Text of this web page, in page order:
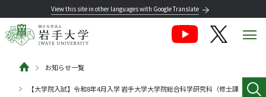
View this site in other languages with Google Translate
お知らせ一覧
【大学院入試】令和8年4月入学 岩手大学大学院総合科学研究科（修士課